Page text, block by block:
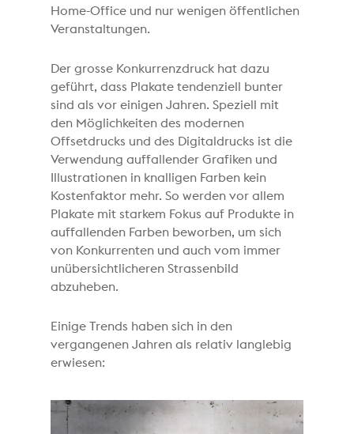
Home-Office und nur wenigen öffentlichen
Veranstaltungen.
Der grosse Konkurrenzdruck hat dazu
geführt, dass Plakate tendenziell bunter
sind als vor einigen Jahren. Speziell mit
den Möglichkeiten des modernen
Offsetdrucks und des Digitaldrucks ist die
Verwendung auffallender Grafiken und
Illustrationen in knalligen Farben kein
Kostenfaktor mehr. So werden vor allem
Plakate mit starkem Fokus auf Produkte in
auffallenden Farben beworben, um sich
von Konkurrenten und auch vom immer
unübersichtlicheren Strassenbild
abzuheben.
Einige Trends haben sich in den
vergangenen Jahren als relativ langlebig
erwiesen: